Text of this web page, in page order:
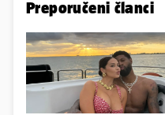
Preporučeni članci